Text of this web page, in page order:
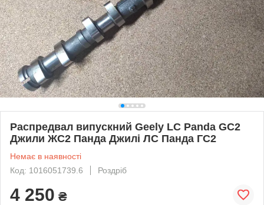
Распредвал випускний Geely LC Panda GC2
Джили ЖС2 Панда Джилі ЛС Панда ГС2
Немає в наявності
Код: 1016051739.6
Роздріб
4 250 ₴